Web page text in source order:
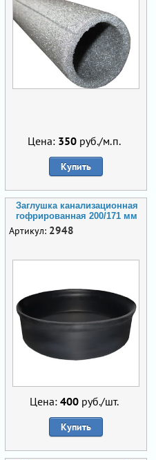
Цена: 350 руб./м.п.
Купить
Заглушка канализационная
гофрированная 200/171 мм
Артикул: 2948
Цена: 400 руб./шт.
Купить